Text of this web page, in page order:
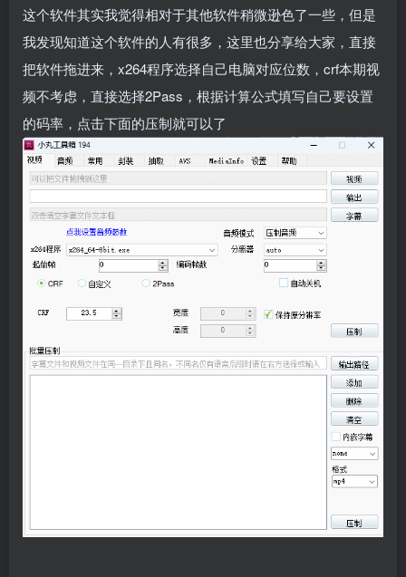
这个软件其实我觉得相对于其他软件稍微逊色了一些，但是
我发现知道这个软件的人有很多，这里也分享给大家，直接
把软件拖进来，x264程序选择自己电脑对应位数，crf本期视
频不考虑，直接选择2Pass，根据计算公式填写自己要设置
的码率，点击下面的压制就可以了